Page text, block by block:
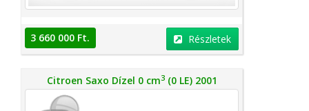
3 660 000 Ft. Részletek
Citroen Saxo Dízel 0 cm3(0 LE) 2001